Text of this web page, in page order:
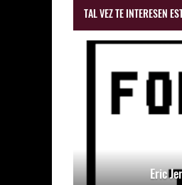
TAL VEZ TE INTERESEN
Eric